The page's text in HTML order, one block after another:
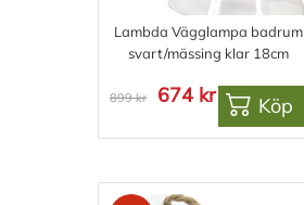
Lambda Vägglampa badrum
svart/mässing klar 18cm
899 kr 674 kr Köp